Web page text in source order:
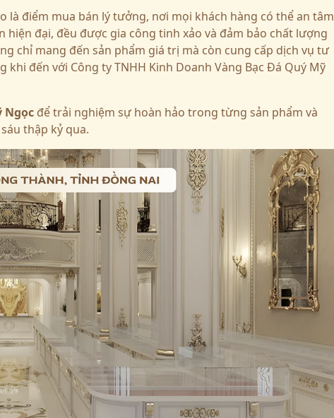
là điểm mua bán lý tưởng, nơi mọi khách hàng có thể an tâm
hiện đại, đều được gia công tinh xảo và đảm bảo chất lượng
chỉ mang đến sản phẩm giá trị mà còn cung cấp dịch vụ tư
đến với Công ty TNHH Kinh Doanh Vàng Bạc Đá Quý Mỹ
Ngọc để trải nghiệm sự hoàn hảo trong từng sản phẩm và
thập kỷ qua.